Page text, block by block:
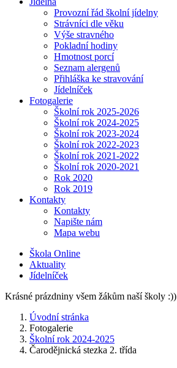
Provozní řád školní jídelny
Strávníci dle věku
Výše stravného
Pokladní hodiny
Hmotnost porcí
Seznam alergenů
Přihláška ke stravování
Jídelníček
Fotogalerie
Školní rok 2025-2026
Školní rok 2024-2025
Školní rok 2023-2024
Školní rok 2022-2023
Školní rok 2021-2022
Školní rok 2020-2021
Rok 2020
Rok 2019
Kontakty
Kontakty
Napište nám
Mapa webu
Škola Online
Aktuality
Jídelníček
Krásné prázdniny všem žákům naší školy :))
Úvodní stránka
Fotogalerie
Školní rok 2024-2025
Čarodějnická stezka 2. třída